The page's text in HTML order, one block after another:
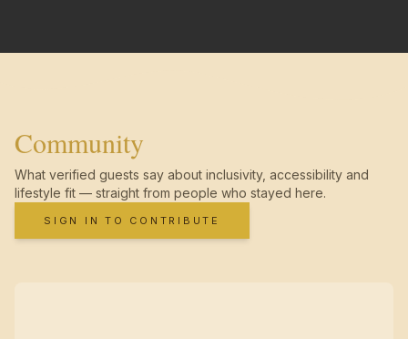
Community
What verified guests say about inclusivity, accessibility and
lifestyle fit — straight from people who stayed here.
SIGN IN TO CONTRIBUTE